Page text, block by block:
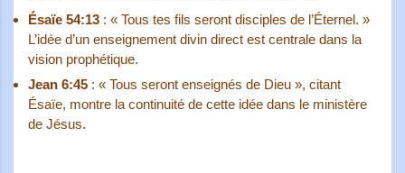
Ésaïe 54:13 : « Tous tes fils seront disciples de l’Éternel. »
L’idée d’un enseignement divin direct est centrale dans la
vision prophétique.
Jean 6:45 : « Tous seront enseignés de Dieu », citant
Ésaïe, montre la continuité de cette idée dans le ministère
de Jésus.